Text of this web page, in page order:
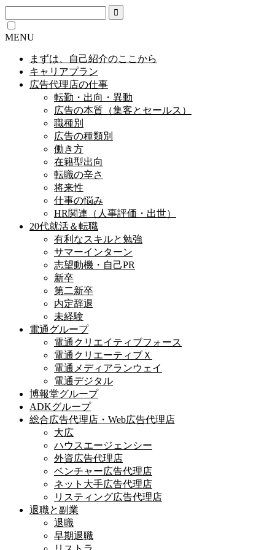
MENU
まずは、自己紹介のここから
キャリアプラン
広告代理店の仕事
転勤・出向・異動
広告の本質（集客とセールス）
職種別
広告の種類別
働き方
在籍型出向
転職の辛さ
将来性
仕事の悩み
HR関連（人事評価・出世）
20代就活＆転職
有利なスキルと勉強
サマーインターン
志望動機・自己PR
新卒
第二新卒
内定辞退
未経験
電通グループ
電通クリエイティブフォース
電通クリエーティブＸ
電通メディアランウェイ
電通デジタル
博報堂グループ
ADKグループ
総合広告代理店・Web広告代理店
大広
ハウスエージェンシー
外資広告代理店
ベンチャー広告代理店
ネット大手広告代理店
リスティング広告代理店
退職と副業
退職
早期退職